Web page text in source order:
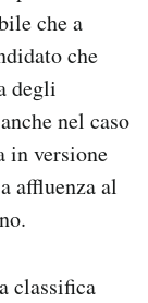
che a
che
degli
nel caso
in versione
affluenza al
classifica